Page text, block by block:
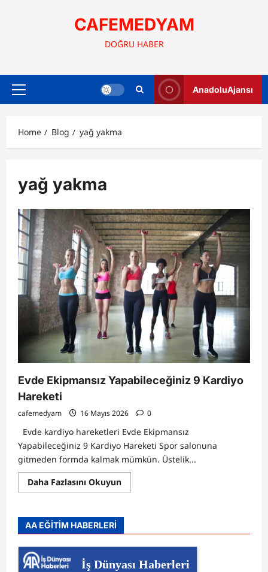
CAFEMEDYAM
DOĞRU HABER
Primary
AnadoluAjansı
Home Blog yağ yakma
yağ yakma
Evde Ekipmansız Yapabileceğiniz 9 Kardiyo
Hareketi
cafemedyam 16 Mayıs 2026 0
Evde kardiyo hareketleri Evde Ekipmansız
Yapabileceğiniz 9 Kardiyo Hareketi Spor salonuna
gitmeden formda kalmak mümkün. Üstelik...
Daha Fazlasını OkuyunRead
more
Ekipmansız
9
Hareketi
AA EĞİTİM HABERLERİ
İş Dünyası Haberleri